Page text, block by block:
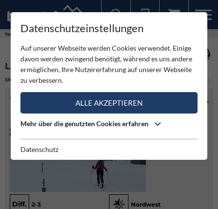
Touren
LAUBKOGEL VON ASCHAU
SKITOUR LEICHT
TOURENINFO
Diff. 2-3 Nordwest
Datenschutzeinstellungen
Auf unserer Webseite werden Cookies verwendet. Einige
davon werden zwingend benötigt, während es uns andere
ermöglichen, Ihre Nutzererfahrung auf unserer Webseite
zu verbessern.
ALLE AKZEPTIEREN
Mehr über die genutzten Cookies erfahren
Datenschutz